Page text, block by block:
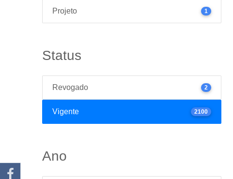
Projeto 1
Status
Revogado 2
Vigente 2100
Ano